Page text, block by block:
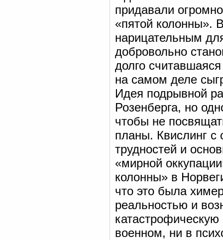
придавали
«пятой колонны».
нарицательным
добровольно
долго
на самом деле
Идея подрывной
Розенберга, но
чтобы не
планы. Квислинг с
трудностей и
«мирной
колонны» в
что это была
реальностью и
военном, ни в